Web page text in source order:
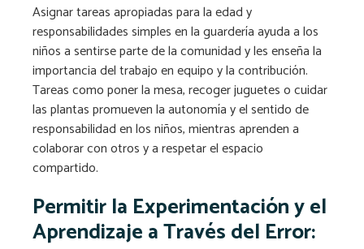
Asignar tareas apropiadas para la edad y
responsabilidades simples en la guardería ayuda a los
niños a sentirse parte de la comunidad y les enseña la
importancia del trabajo en equipo y la contribución.
Tareas como poner la mesa, recoger juguetes o cuidar
las plantas promueven la autonomía y el sentido de
responsabilidad en los niños, mientras aprenden a
colaborar con otros y a respetar el espacio
compartido.
Permitir la Experimentación y el
Aprendizaje a Través del Error: